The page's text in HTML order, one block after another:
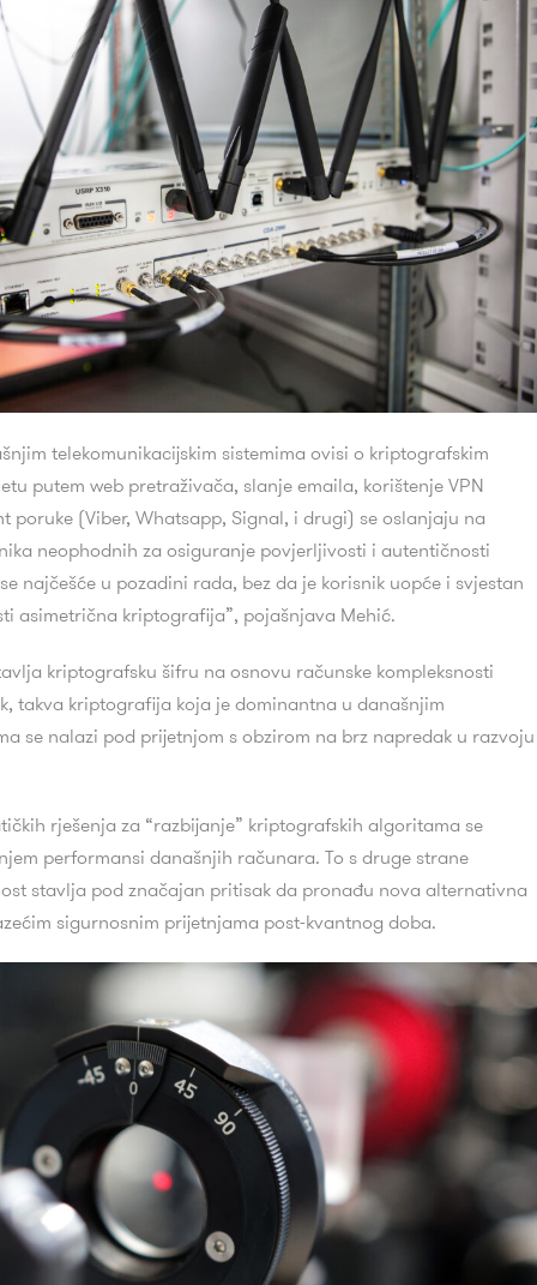
telekomunikacijskim sistemima ovisi o kriptografskim
putem web pretraživača, slanje emaila, korištenje VPN
poruke (Viber, Whatsapp, Signal, i drugi) se oslanjaju na
neophodnih za osiguranje povjerljivosti i autentičnosti
najčešće u pozadini rada, bez da je korisnik uopće i svjestan
asimetrična kriptografija”, pojašnjava Mehić.
kriptografsku šifru na osnovu računske kompleksnosti
takva kriptografija koja je dominantna u današnjim
se nalazi pod prijetnjom s obzirom na brz napredak u razvoju
rješenja za “razbijanje” kriptografskih algoritama se
performansi današnjih računara. To s druge strane
stavlja pod značajan pritisak da pronađu nova alternativna
sigurnosnim prijetnjama post-kvantnog doba.